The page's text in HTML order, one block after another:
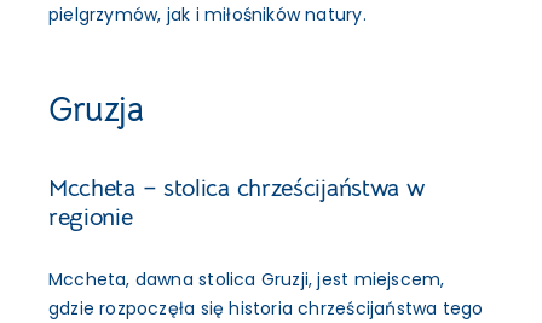
pielgrzymów, jak i miłośników natury.
Gruzja
Mccheta – stolica chrześcijaństwa w
regionie
Mccheta, dawna stolica Gruzji, jest miejscem,
gdzie rozpoczęła się historia chrześcijaństwa tego